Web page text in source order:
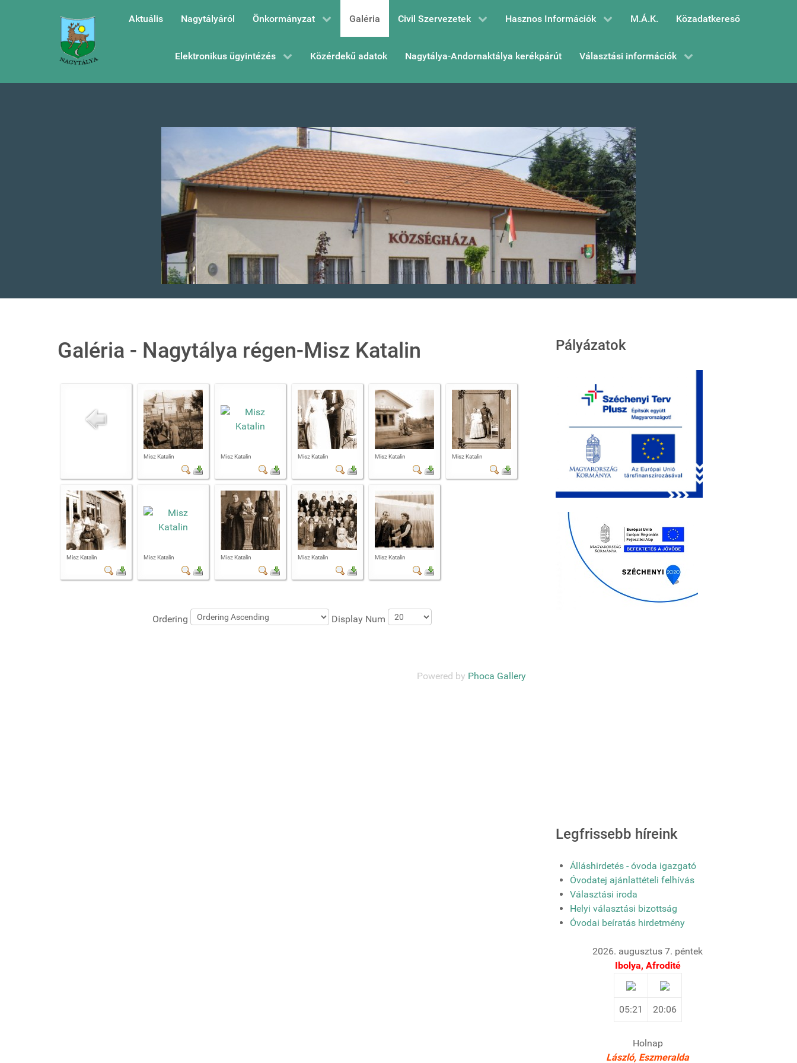
Aktuális Nagytályáról Önkormányzat Galéria Civil Szervezetek Hasznos Információk M.Á.K. Közadatkereső
Elektronikus ügyintézés Közérdekű adatok Nagytálya-Andornaktálya kerékpárút Választási információk
Galéria - Nagytálya régen-Misz Katalin
Misz Katalin Misz Katalin Misz Katalin Misz Katalin Misz Katalin
Misz Katalin Misz Katalin Misz Katalin Misz Katalin Misz Katalin
Ordering Display Num
Powered by Phoca Gallery
Pályázatok
Legfrissebb híreink
Álláshirdetés - óvoda igazgató
Óvodatej ajánlattételi felhívás
Választási iroda
Helyi választási bizottság
Óvodai beíratás hirdetmény
2026. augusztus 7. péntek
Ibolya, Afrodité
05:21 20:06
Holnap
László, Eszmeralda